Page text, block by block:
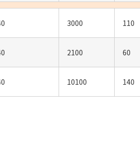
3000 110
2100 60
10100 140